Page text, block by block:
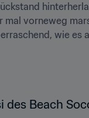
mal vorneweg
wie es
des Beach